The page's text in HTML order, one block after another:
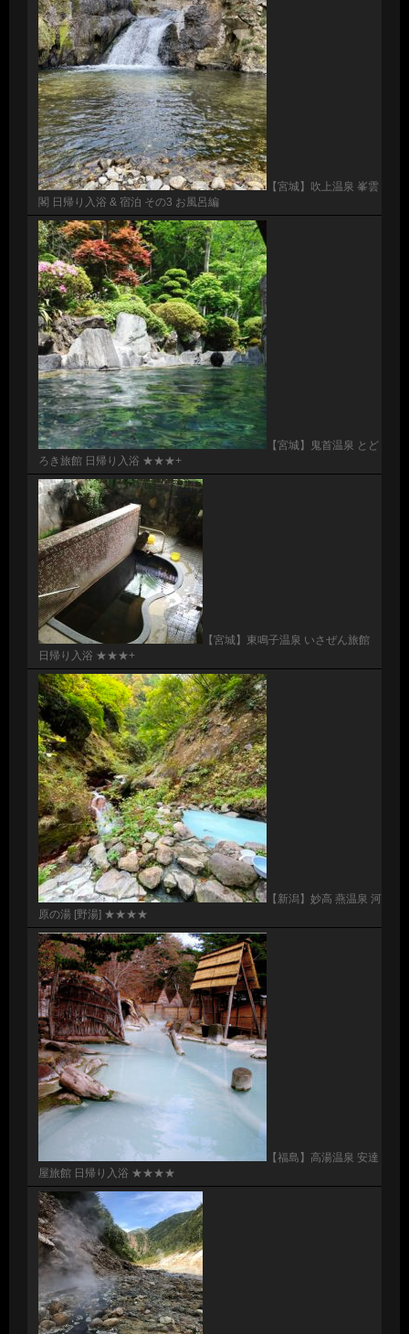
【宮城】吹上温泉 峯雲
閣 日帰り入浴 & 宿泊 その3 お風呂編
【宮城】鬼首温泉 とど
ろき旅館 日帰り入浴 ★★★+
【宮城】東鳴子温泉 いさぜん旅館
日帰り入浴 ★★★+
【新潟】妙高 燕温泉 河
原の湯 [野湯] ★★★★
【福島】高湯温泉 安達
屋旅館 日帰り入浴 ★★★★